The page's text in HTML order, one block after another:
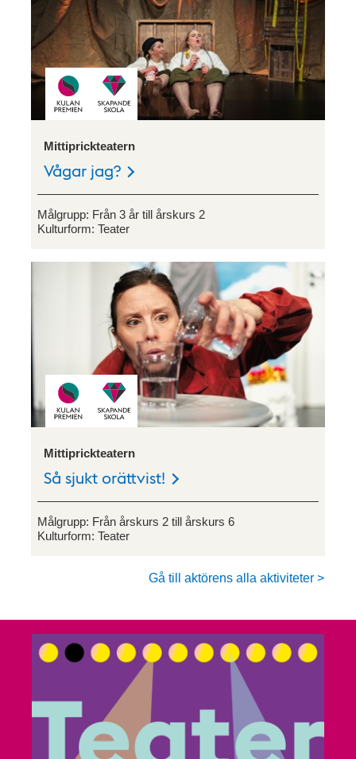
Mittiprickteatern
Vågar jag?
Målgrupp: Från 3 år till årskurs 2
Kulturform: Teater
Mittiprickteatern
Så sjukt orättvist!
Målgrupp: Från årskurs 2 till årskurs 6
Kulturform: Teater
Gå till aktörens alla aktiviteter >